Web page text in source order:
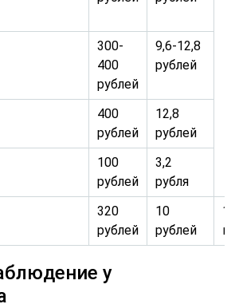
300-
400
рублей
9,6-12,8
рублей
400
рублей
12,8
рублей
100
рублей
3,2
рубля
320
рублей
10
рублей
у